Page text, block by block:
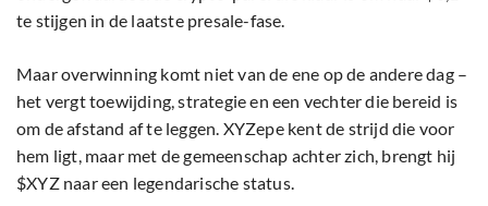
te stijgen in de laatste presale-fase.
Maar overwinning komt niet van de ene op de andere dag –
het vergt toewijding, strategie en een vechter die bereid is
om de afstand af te leggen. XYZepe kent de strijd die voor
hem ligt, maar met de gemeenschap achter zich, brengt hij
$XYZ naar een legendarische status.